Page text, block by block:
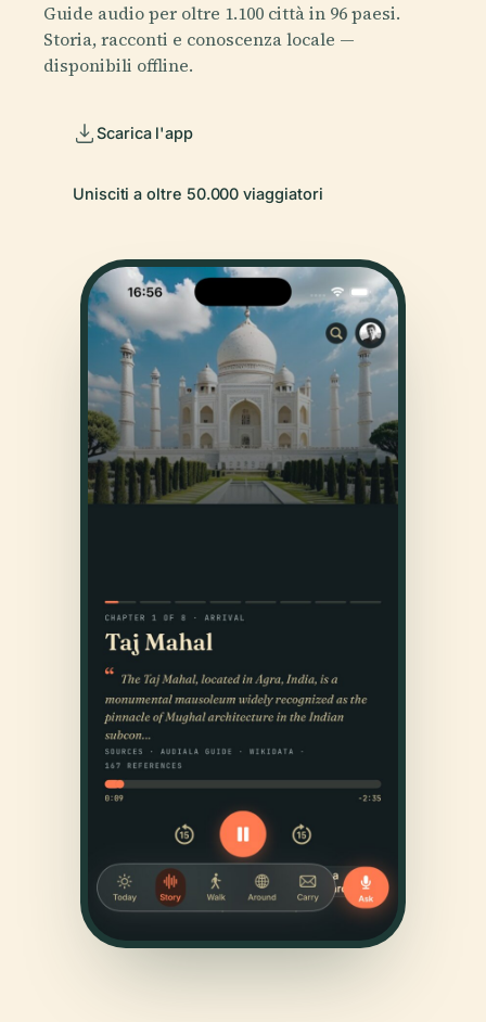
Guide audio per oltre 1.100 città in 96 paesi.
Storia, racconti e conoscenza locale —
disponibili offline.
Scarica l'app
Unisciti a oltre 50.000 viaggiatori